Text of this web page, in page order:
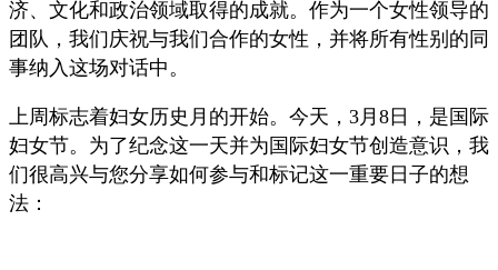
济、文化和政治领域取得的成就。作为一个女性领导的
团队，我们庆祝与我们合作的女性，并将所有性别的同
事纳入这场对话中。
上周标志着妇女历史月的开始。今天，3月8日，是国际
妇女节。为了纪念这一天并为国际妇女节创造意识，我
们很高兴与您分享如何参与和标记这一重要日子的想
法：